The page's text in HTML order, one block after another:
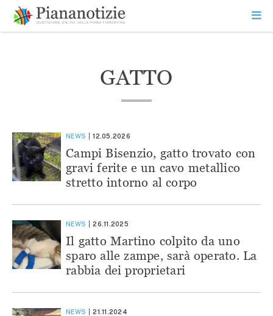
contenuto
SEARCH
GATTO
NEWS 12.05.2026
Campi Bisenzio, gatto trovato con
gravi ferite e un cavo metallico
stretto intorno al corpo
NEWS 26.11.2025
Il gatto Martino colpito da uno
sparo alle zampe, sarà operato. La
rabbia dei proprietari
NEWS 21.11.2024